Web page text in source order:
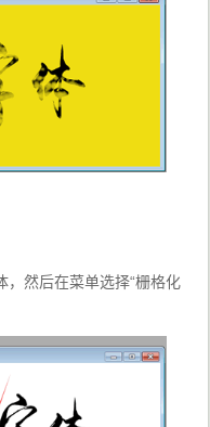
，然后在菜单选择“栅格化